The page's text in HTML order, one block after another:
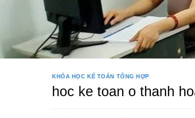
KHÓA HỌC KẾ TOÁN TỔNG HỢP
hoc ke toan o thanh